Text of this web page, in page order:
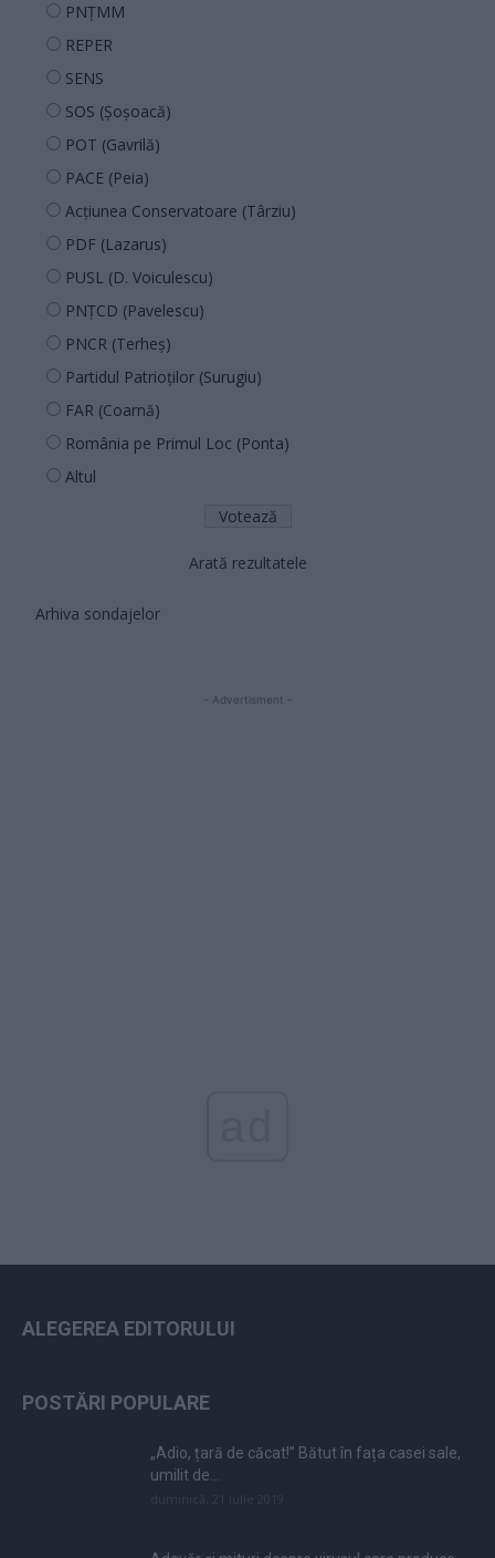
PNȚMM
REPER
SENS
SOS (Șoșoacă)
POT (Gavrilă)
PACE (Peia)
Acțiunea Conservatoare (Târziu)
PDF (Lazarus)
PUSL (D. Voiculescu)
PNȚCD (Pavelescu)
PNCR (Terheș)
Partidul Patrioților (Surugiu)
FAR (Coarnă)
România pe Primul Loc (Ponta)
Altul
Arată rezultatele
Arhiva sondajelor
- Advertisment -
ALEGEREA EDITORULUI
POSTĂRI POPULARE
„Adio, țară de căcat!” Bătut în fața casei sale,
umilit de...